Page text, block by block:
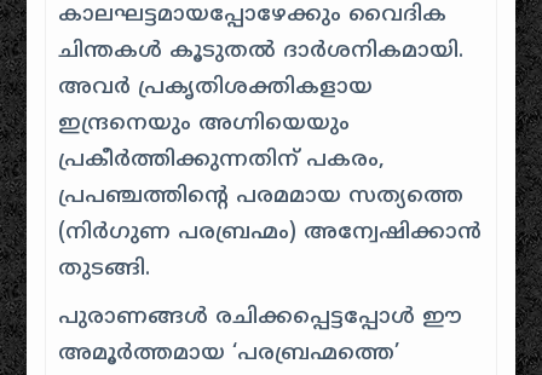
കാലഘട്ടമായപ്പോഴേക്കും വൈദിക
ചിന്തകൾ കൂടുതൽ ദാർശനികമായി.
അവർ പ്രകൃതിശക്തികളായ
ഇന്ദ്രനെയും അഗ്നിയെയും
പ്രകീർത്തിക്കുന്നതിന് പകരം,
പ്രപഞ്ചത്തിന്റെ പരമമായ സത്യത്തെ
(നിർഗുണ പരബ്രഹ്മം) അന്വേഷിക്കാൻ
തുടങ്ങി.
പുരാണങ്ങൾ രചിക്കപ്പെട്ടപ്പോൾ ഈ
അമൂർത്തമായ ‘പരബ്രഹ്മത്തെ’